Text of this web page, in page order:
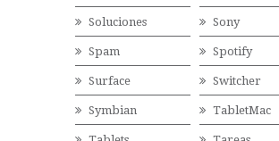
Soluciones Sony
Spam Spotify
Surface Switcher
Symbian TabletMac